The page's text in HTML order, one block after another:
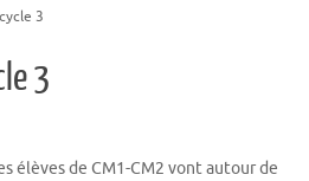
3
3
élèves de CM1-CM2 vont autour de